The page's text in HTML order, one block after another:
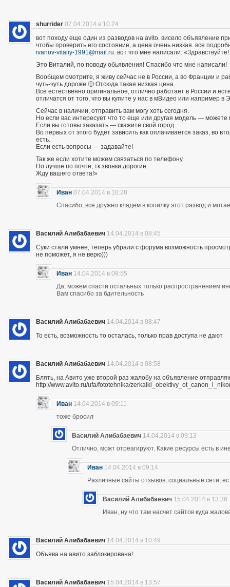
shurrider 07.04.2014 в 10:24
вот походу еще один из разводов на avito. висело объявление
чтобы проверить его состояние, а цена очень низкая. все
ivanov-vitaliy-1991@mail.ru. вот что мне написали: «Здравствуйте!
Это Виталий, по поводу обьявления! Спасибо что мне написали!
Вообщем смотрите, я живу сейчас не в России, а во Франции и
чуть-чуть дороже 🙂 Отсюда такая низкая цена.
Все естественно оригинальное, отлично работает в России и
отличатся от того, что вы купите у нас в мВидео или например в
Сейчас в наличии, отправить вам могу хоть сегодня.
Но если вас интересует что то еще или другая модель —
Если вы готовы заказать — скажите свой город.
Во первых от этого будет зависить как оплачивается заказ, во
есть.
Если есть вопросы — задавайте!
Так же если хотите можем связаться по телефону.
Но лучше по почте, тк звонки дорогие.
Жду вашего ответа!»
Иван 07.04.2014 в 10:28
Спасибо, все дружно кладем в копилку этот развод и
Василий Алибабаевич 14.04.2014 в 08:45
Суки стали умнее, теперь убрали с форума возможность
не поможет, я не верю)))
Иван 14.04.2014 в 08:55
Да, можем спасти остальных только распространением
Вам спасибо за бдительность
Василий Алибабаевич 14.04.2014 в 08:47
То есть, возможность то осталась, только прав доступа не дают
Василий Алибабаевич 14.04.2014 в 08:58
Блять, на Авито уже второй раз жалобу на объявление
http://www.avito.ru/ufa/fototehnika/
Иван 14.04.2014 в 09:11
тоже бросил
Василий Алибабаевич 14.04.2014 в 09:13
Отлично, можт отреагируют. Какие ресурсы есть в
Иван 14.04.2014 в 09:14
Различные сайты отзывов, социальные сети,
Василий Алибабаевич 15.04.2014 в 13:36
Иван, ну что там насчет сайтов куда
Василий Алибабаевич 14.04.2014 в 10:49
Объява на авито заблокирована!
Василий Алибабаевич 15.04.2014 в 13:57